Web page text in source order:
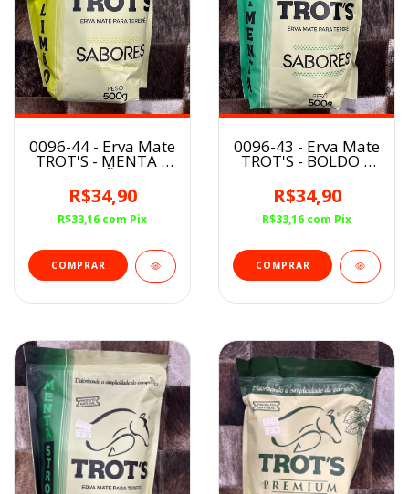
0096-44 - Erva Mate
TROT'S - MENTA E
LIMÃO
R$34,90
R$33,16 com Pix
0096-43 - Erva Mate
TROT'S - BOLDO E
R$34,90
R$33,16 com Pix